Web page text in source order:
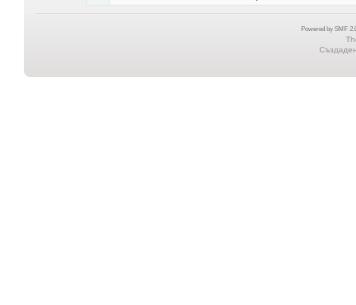
Powered by SMF